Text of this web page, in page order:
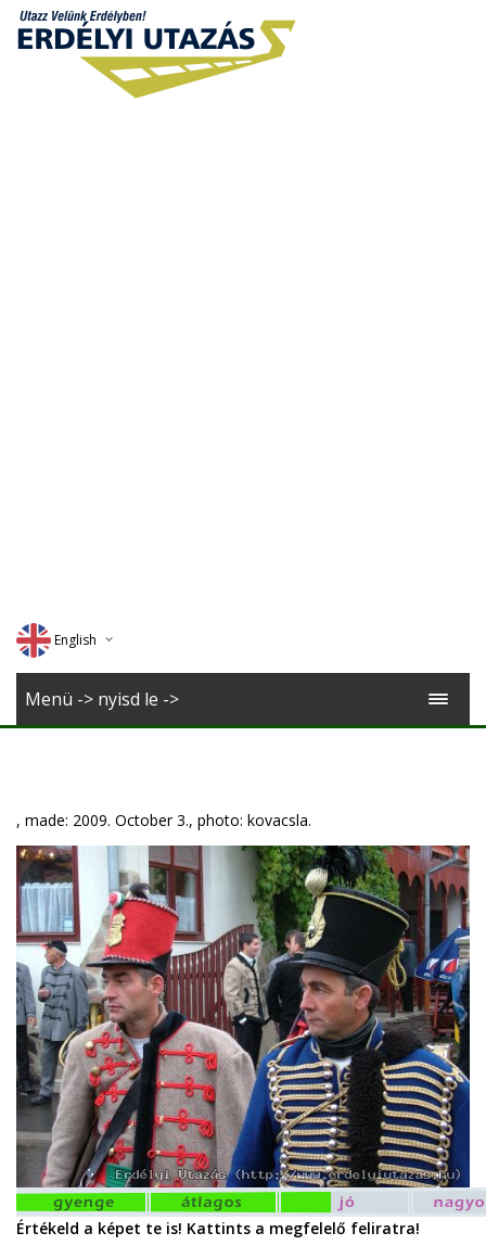
English
Deutsch
Menü -> nyisd le ->
, made: 2009. October 3., photo: kovacsla.
Értékeld a képet te is! Kattints a megfelelő feliratra!